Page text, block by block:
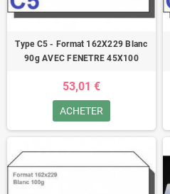
Type C5 - Format 162X229 Blanc
90g AVEC FENETRE 45X100
53,01 €
ACHETER